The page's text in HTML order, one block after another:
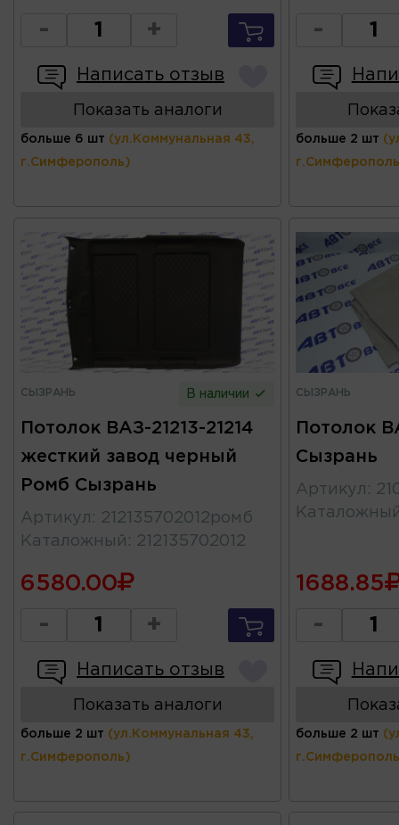
- +
Написать отзыв
Показать аналоги
больше 6 шт (ул.Коммунальная 43,
г.Симферополь)
-
больше 2 шт
СЫЗРАНЬ В наличии
Потолок ВАЗ-21213-21214
жесткий завод черный
Ромб Сызрань
Артикул : 212135702012ромб
Каталожный : 212135702012
6580.00
- +
Написать отзыв
Показать аналоги
больше 2 шт (ул.Коммунальная 43,
г.Симферополь)
СЫЗРАНЬ
Потолок
Сызрань
Артикул :
1688.85
-
больше 2 шт